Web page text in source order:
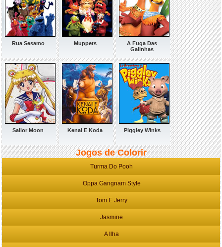
Rua Sesamo Muppets
A Fuga Das
Galinhas
Sailor Moon Kenai E Koda Piggley Winks
Jogos de Colorir
Turma Do Pooh
Oppa Gangnam Style
Tom E Jerry
Jasmine
A Ilha